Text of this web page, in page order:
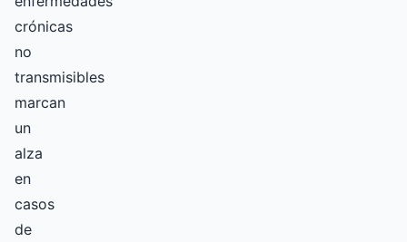
crónicas
no
transmisibles
marcan
un
alza
en
casos
de